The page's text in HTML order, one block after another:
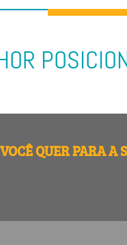
QUER PARA A